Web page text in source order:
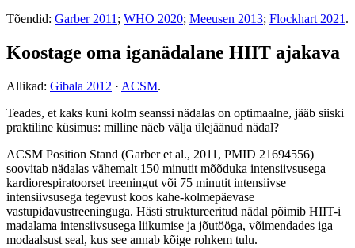
Tõendid: Garber 2011 ; WHO 2020; Meeusen 2013; Flockhart 2021 .
Koostage oma iganädalane HIIT ajakava
Allikad: Gibala 2012 · ACSM.
Teades, et kaks kuni kolm seanssi nädalas on optimaalne, jääb siiski
praktiline küsimus: milline näeb välja ülejäänud nädal?
ACSM Position Stand (Garber et al., 2011, PMID 21694556)
soovitab nädalas vähemalt 150 minutit mõõduka intensiivsusega
kardiorespiratoorset treeningut või 75 minutit intensiivse
intensiivsusega tegevust koos kahe-kolmepäevase
vastupidavustreeninguga. Hästi struktureeritud nädal põimib HIIT-i
madalama intensiivsusega liikumise ja jõutööga, võimendades iga
modaalsust seal, kus see annab kõige rohkem tulu.